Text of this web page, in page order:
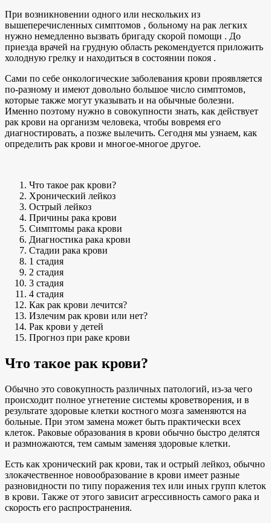
При возникновении одного или нескольких из
вышеперечисленных симптомов , больному на рак легких
нужно немедленно вызвать бригаду скорой помощи . До
приезда врачей на грудную область рекомендуется приложить
холодную грелку и находиться в состоянии покоя .
Сами по себе онкологические заболевания крови проявляется
по-разному и имеют довольно большое число симптомов,
которые также могут указывать и на обычные болезни.
Именно поэтому нужно в совокупности знать, как действует
рак крови на организм человека, чтобы вовремя его
диагностировать, а позже вылечить. Сегодня мы узнаем, как
определить рак крови и многое-многое другое.
Что такое рак крови?
Хронический лейкоз
Острый лейкоз
Причины рака крови
Симптомы рака крови
Диагностика рака крови
Стадии рака крови
1 стадия
2 стадия
3 стадия
4 стадия
Как рак крови лечится?
Излечим рак крови или нет?
Рак крови у детей
Прогноз при раке крови
Что такое рак крови?
Обычно это совокупность различных патологий, из-за чего
происходит полное угнетение системы кроветворения, и в
результате здоровые клетки костного мозга заменяются на
больные. При этом замена может быть практически всех
клеток. Раковые образования в крови обычно быстро делятся
и размножаются, тем самым заменяя здоровые клетки.
Есть как хронический рак крови, так и острый лейкоз, обычно
злокачественное новообразование в крови имеет разные
разновидности по типу поражения тех или иных групп клеток
в крови. Также от этого зависит агрессивность самого рака и
скорость его распространения.